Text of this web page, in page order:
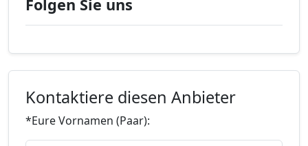
Folgen Sie uns
Kontaktiere diesen Anbieter
*Eure Vornamen (Paar):